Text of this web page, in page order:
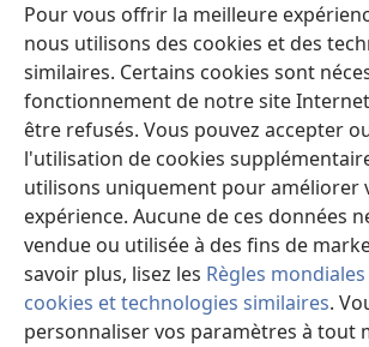
Pour vous offrir la meilleure
nous utilisons des cookies et des
similaires. Certains cookies sont
fonctionnement de notre site
être refusés. Vous pouvez accepter
l'utilisation de cookies
utilisons uniquement pour améliorer
expérience. Aucune de ces données
vendue ou utilisée à des fins de
savoir plus, lisez les Règles
cookies et technologies similaires.
personnaliser vos paramètres à tout
(ouvre
une
nouvelle
fenêtre)
Bibliothèque en ligne
(ouvre
une
nouvelle
fenêtre)
JW Hub®
(ouvre
une
nouvelle
fenêtre)
JW Library
Watchtower Library